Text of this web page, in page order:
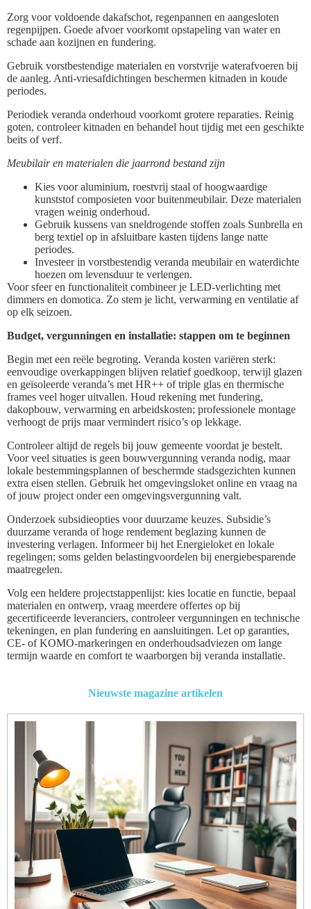
Zorg voor voldoende dakafschot, regenpannen en aangesloten
regenpijpen. Goede afvoer voorkomt opstapeling van water en
schade aan kozijnen en fundering.
Gebruik vorstbestendige materialen en vorstvrije waterafvoeren bij
de aanleg. Anti-vriesafdichtingen beschermen kitnaden in koude
periodes.
Periodiek veranda onderhoud voorkomt grotere reparaties. Reinig
goten, controleer kitnaden en behandel hout tijdig met een geschikte
beits of verf.
Meubilair en materialen die jaarrond bestand zijn
Kies voor aluminium, roestvrij staal of hoogwaardige
kunststof composieten voor buitenmeubilair. Deze materialen
vragen weinig onderhoud.
Gebruik kussens van sneldrogende stoffen zoals Sunbrella en
berg textiel op in afsluitbare kasten tijdens lange natte
periodes.
Investeer in vorstbestendig veranda meubilair en waterdichte
hoezen om levensduur te verlengen.
Voor sfeer en functionaliteit combineer je LED-verlichting met
dimmers en domotica. Zo stem je licht, verwarming en ventilatie af
op elk seizoen.
Budget, vergunningen en installatie: stappen om te beginnen
Begin met een reële begroting. Veranda kosten variëren sterk:
eenvoudige overkappingen blijven relatief goedkoop, terwijl glazen
en geïsoleerde veranda’s met HR++ of triple glas en thermische
frames veel hoger uitvallen. Houd rekening met fundering,
dakopbouw, verwarming en arbeidskosten; professionele montage
verhoogt de prijs maar vermindert risico’s op lekkage.
Controleer altijd de regels bij jouw gemeente voordat je bestelt.
Voor veel situaties is geen bouwvergunning veranda nodig, maar
lokale bestemmingsplannen of beschermde stadsgezichten kunnen
extra eisen stellen. Gebruik het omgevingsloket online en vraag na
of jouw project onder een omgevingsvergunning valt.
Onderzoek subsidieopties voor duurzame keuzes. Subsidie’s
duurzame veranda of hoge rendement beglazing kunnen de
investering verlagen. Informeer bij het Energieloket en lokale
regelingen; soms gelden belastingvoordelen bij energiebesparende
maatregelen.
Volg een heldere projectstappenlijst: kies locatie en functie, bepaal
materialen en ontwerp, vraag meerdere offertes op bij
gecertificeerde leveranciers, controleer vergunningen en technische
tekeningen, en plan fundering en aansluitingen. Let op garanties,
CE- of KOMO-markeringen en onderhoudsadviezen om lange
termijn waarde en comfort te waarborgen bij veranda installatie.
Nieuwste magazine artikelen